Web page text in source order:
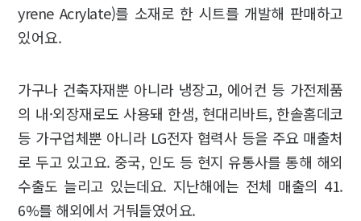
yrene Acrylate)를 소재로 한 시트를 개발해 판매하고
있어요.
가구나 건축자재뿐 아니라 냉장고, 에어컨 등 가전제품
의 내·외장재로도 사용돼 한샘, 현대리바트, 한솔홈데코
등 가구업체뿐 아니라 LG전자 협력사 등을 주요 매출처
로 두고 있고요. 중국, 인도 등 현지 유통사를 통해 해외
수출도 늘리고 있는데요. 지난해에는 전체 매출의 41.
6%를 해외에서 거둬들였어요.